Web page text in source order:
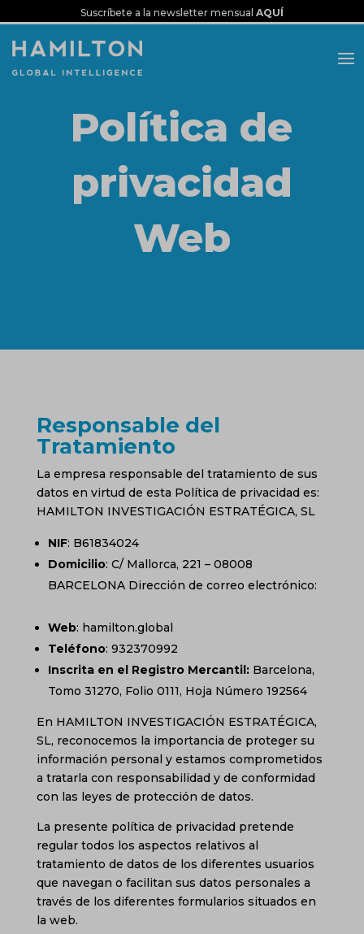
Suscríbete a la newsletter mensual AQUÍ
Política de
privacidad
Web
Responsable del
Tratamiento
La empresa responsable del tratamiento de sus
datos en virtud de esta Política de privacidad es:
HAMILTON INVESTIGACIÓN ESTRATÉGICA, SL
NIF: B61834024
Domicilio: C/ Mallorca, 221 – 08008
BARCELONA Dirección de correo electrónico:
Web: hamilton.global
Teléfono: 932370992
Inscrita en el Registro Mercantil:Barcelona,
Tomo 31270, Folio 0111, Hoja Número 192564
En HAMILTON INVESTIGACIÓN ESTRATÉGICA,
SL, reconocemos la importancia de proteger su
información personal y estamos comprometidos
a tratarla con responsabilidad y de conformidad
con las leyes de protección de datos.
La presente política de privacidad pretende
regular todos los aspectos relativos al
tratamiento de datos de los diferentes usuarios
que navegan o facilitan sus datos personales a
través de los diferentes formularios situados en
la web.